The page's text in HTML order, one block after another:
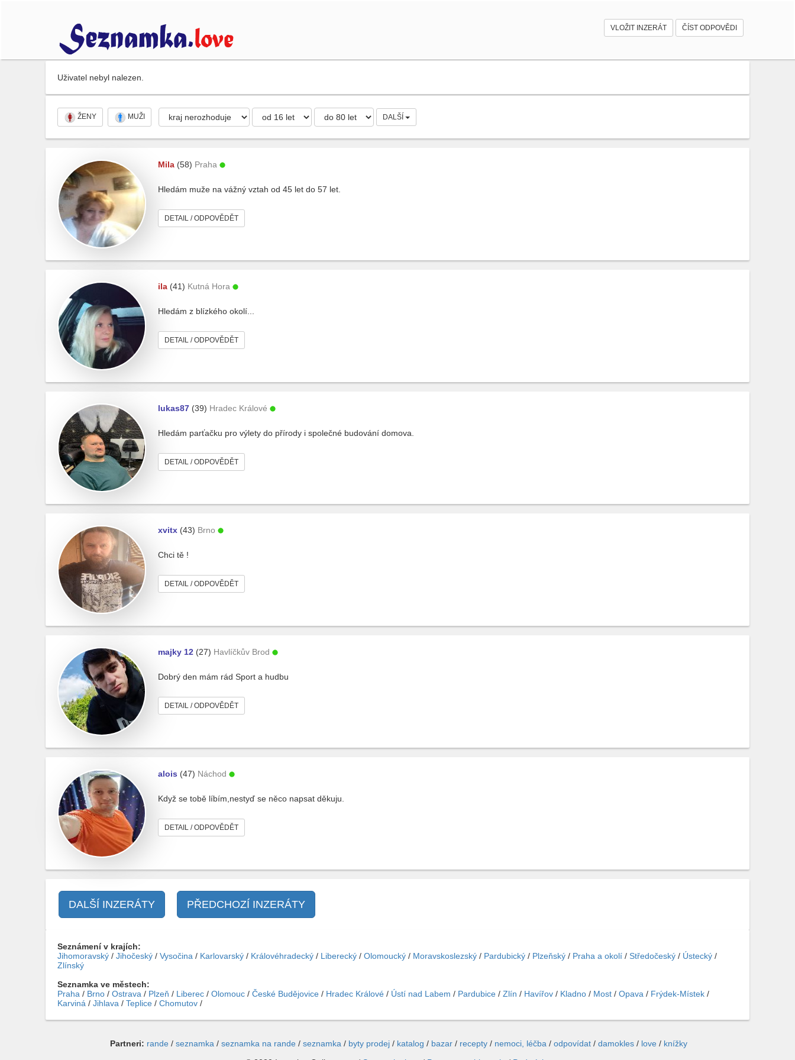
VLOŽIT INZERÁT ČÍST ODPOVĚDI
Uživatel nebyl nalezen.
ŽENY MUŽI DALŠÍ
Mila (58) Praha
Hledám muže na vážný vztah od 45 let do 57 let.
DETAIL / ODPOVĚDĚT
ila (41) Kutná Hora
Hledám z blízkého okolí...
DETAIL / ODPOVĚDĚT
lukas87 (39) Hradec Králové
Hledám parťačku pro výlety do přírody i společné budování domova.
DETAIL / ODPOVĚDĚT
xvitx (43) Brno
Chci tě !
DETAIL / ODPOVĚDĚT
majky 12 (27) Havlíčkův Brod
Dobrý den mám rád Sport a hudbu
DETAIL / ODPOVĚDĚT
alois (47) Náchod
Když se tobě líbím,nestyď se něco napsat děkuju.
DETAIL / ODPOVĚDĚT
DALŠÍ INZERÁTY PŘEDCHOZÍ INZERÁTY
Seznámení v krajích:
Jihomoravský / Jihočeský / Vysočina / Karlovarský / Královéhradecký / Liberecký / Olomoucký / Moravskoslezský / Pardubický / Plzeňský / Praha a okolí / Středočeský / Ústecký /
Zlínský
Seznamka ve městech:
Praha / Brno / Ostrava / Plzeň / Liberec / Olomouc / České Budějovice / Hradec Králové / Ústí nad Labem / Pardubice / Zlín / Havířov / Kladno / Most / Opava / Frýdek-Místek /
Karviná / Jihlava / Teplice / Chomutov /
Partneri: rande / seznamka / seznamka na rande / seznamka / byty prodej / katalog / bazar / recepty / nemoci, léčba / odpovídat / damokles / love / knížky